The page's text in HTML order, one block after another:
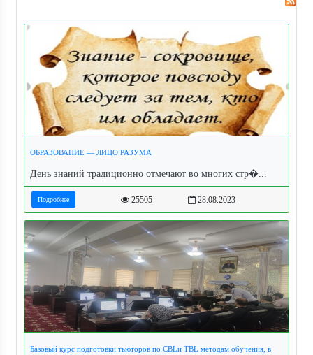
ОБРАЗОВАНИЕ — ЛИЦО РАЗУМА
День знаний традиционно отмечают во многих стр�...
Подробнее 25505 28.08.2023
Базовый курс подготовки тьюторов по CBLи TBL методам обучения, в